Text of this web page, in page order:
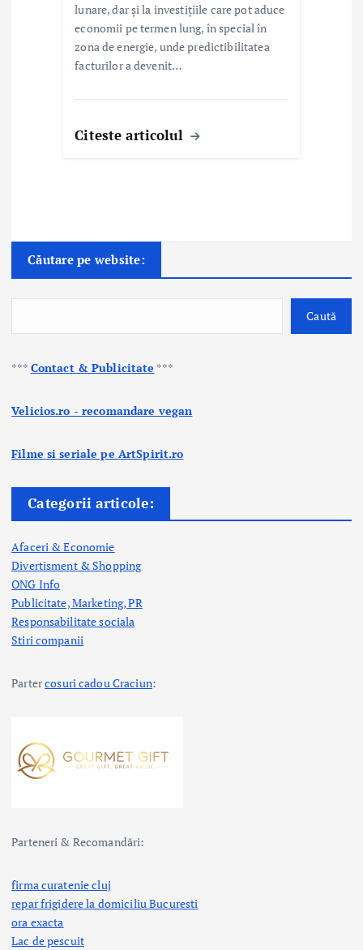
lunare, dar și la investițiile care pot aduce
economii pe termen lung, în special în
zona de energie, unde predictibilitatea
facturilor a devenit…
Citeste articolul
Căutare pe website:
Caută
*** Contact & Publicitate ***
Velicios.ro - recomandare vegan
Filme si seriale pe ArtSpirit.ro
Categorii articole:
Afaceri & Economie
Divertisment & Shopping
ONG Info
Publicitate, Marketing, PR
Responsabilitate sociala
Stiri companii
Partercosuri cadou Craciun:
Parteneri & Recomandări:
firma curatenie cluj
repar frigidere la domiciliu Bucuresti
ora exacta
Lac de pescuit